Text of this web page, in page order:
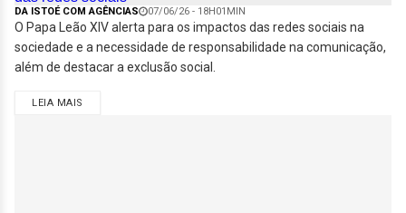
DA ISTOÉ COM AGÊNCIAS 07/06/26 - 18H01MIN
O Papa Leão XIV alerta para os impactos das redes sociais na
sociedade e a necessidade de responsabilidade na comunicação,
além de destacar a exclusão social.
LEIA MAIS